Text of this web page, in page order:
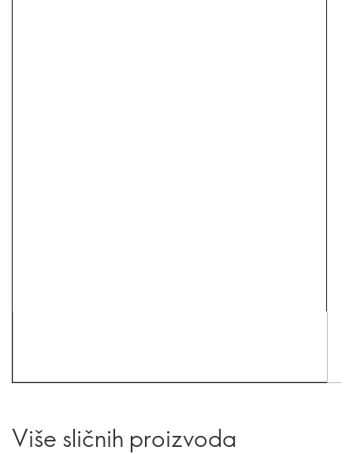
Više sličnih proizvoda